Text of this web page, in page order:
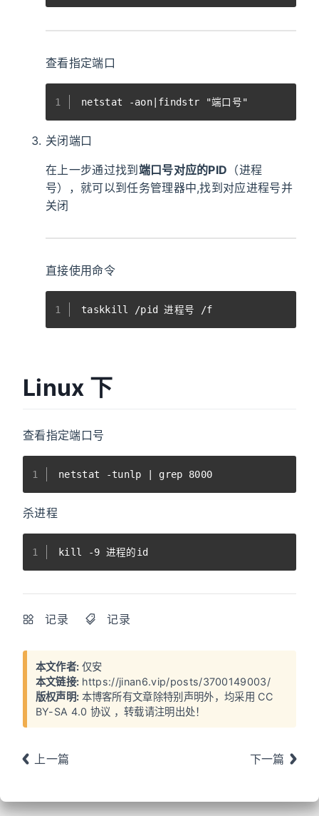
查看指定端口
1 netstat -aon|findstr "端口号"
关闭端口
在上一步通过找到端口号对应的PID （进程
号），就可以到任务管理器中,找到对应进程号并
关闭
直接使用命令
1 taskkill /pid 进程号 /f
Linux 下
查看指定端口号
1 netstat -tunlp | grep 8000
杀进程
1 kill -9 进程的id
记录 记录
本文作者: 仅安
本文链接: https://jinan6.vip/posts/3700149003/
版权声明: 本博客所有文章除特别声明外，均采用 CC
BY-SA 4.0 协议 ，转载请注明出处！
上一篇 下一篇